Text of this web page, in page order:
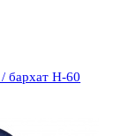
бархат H-60